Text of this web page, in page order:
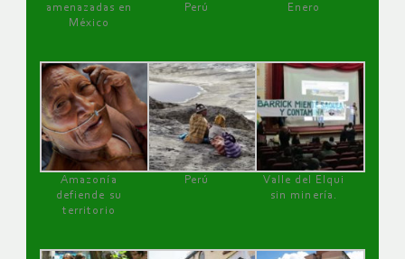
amenazadas en
México
Perú
Enero
Amazonía
defiende su
territorio
Perú
Valle del Elqui
sin minería.